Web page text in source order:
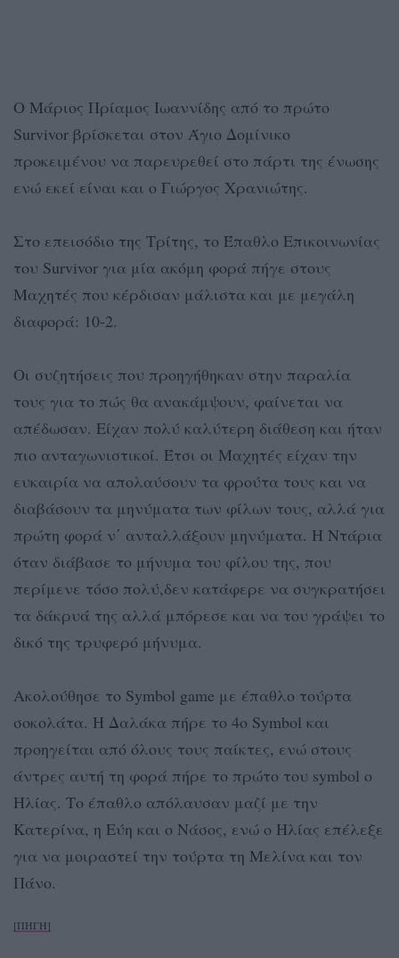
Ο Μάριος Πρίαμος Ιωαννίδης από το πρώτο
Survivor βρίσκεται στον Άγιο Δομίνικο
προκειμένου να παρευρεθεί στο πάρτι της ένωσης
ενώ εκεί είναι και ο Γιώργος Χρανιώτης.
Στο επεισόδιο της Τρίτης, τo Έπαθλο Επικοινωνίας
του Survivor για μία ακόμη φορά πήγε στους
Μαχητές που κέρδισαν μάλιστα και με μεγάλη
διαφορά: 10-2.
Οι συζητήσεις που προηγήθηκαν στην παραλία
τους για το πώς θα ανακάμψουν, φαίνεται να
απέδωσαν. Είχαν πολύ καλύτερη διάθεση και ήταν
πιο ανταγωνιστικοί. Έτσι οι Μαχητές είχαν την
ευκαιρία να απολαύσουν τα φρούτα τους και να
διαβάσουν τα μηνύματα των φίλων τους, αλλά για
πρώτη φορά ν΄ ανταλλάξουν μηνύματα. Η Ντάρια
όταν διάβασε το μήνυμα του φίλου της, που
περίμενε τόσο πολύ,δεν κατάφερε να συγκρατήσει
τα δάκρυά της αλλά μπόρεσε και να του γράψει το
δικό της τρυφερό μήνυμα.
Ακολούθησε το Symbol game με έπαθλο τούρτα
σοκολάτα. Η Δαλάκα πήρε το 4ο Symbol και
προηγείται από όλους τους παίκτες, ενώ στους
άντρες αυτή τη φορά πήρε το πρώτο του symbol o
Ηλίας. Το έπαθλο απόλαυσαν μαζί με την
Κατερίνα, η Εύη και ο Νάσος, ενώ ο Ηλίας επέλεξε
για να μοιραστεί την τούρτα τη Μελίνα και τον
Πάνο.
[ΠΗΓΗ]